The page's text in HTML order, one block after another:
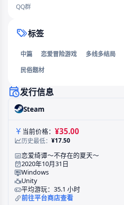
QQ群
标签
中篇 恋爱冒险游戏 多线多结局
民俗题材
发行信息
Steam
当前价格： ¥35.00
历史最低：¥17.50
恋爱绮谭～不存在的夏天～
2020年10月31日
Windows
Unity
平均游玩：35.1 小时
前往平台商店查看